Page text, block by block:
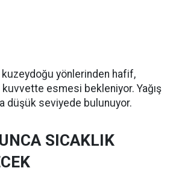
kuzeydoğu yönlerinden hafif,
esmesi bekleniyor. Yağış
düşük seviyede bulunuyor.
SICAKLIK